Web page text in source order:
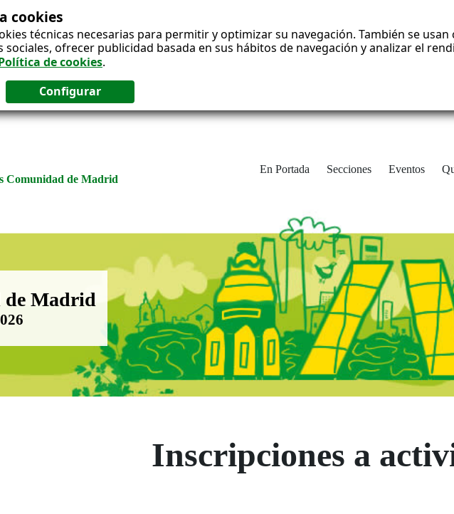
cookies
técnicas necesarias para permitir y optimizar su navegación. También se
ofrecer publicidad basada en sus hábitos de navegación y analizar el
de cookies.
Comunidad de Madrid
En Portada Secciones Eventos
de Madrid
de Madrid
Inscripciones a